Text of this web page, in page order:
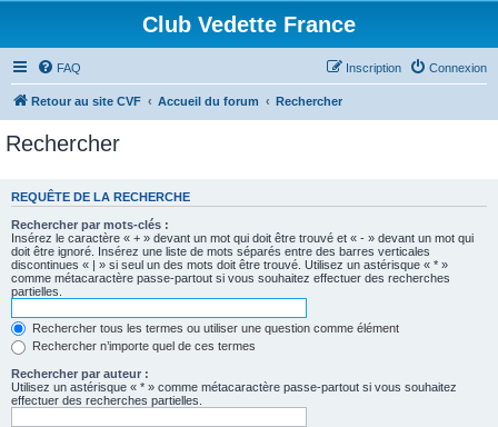
Club Vedette France
FAQ Connexion
Inscription
Retour au site CVF Accueil du forum Rechercher
Rechercher
REQUÊTE DE LA RECHERCHE
Rechercher par mots-clés :
Insérez le caractère « + » devant un mot qui doit être trouvé et « - » devant un mot qui
doit être ignoré. Insérez une liste de mots séparés entre des barres verticales
discontinues « | » si seul un des mots doit être trouvé. Utilisez un astérisque « * »
comme métacaractère passe-partout si vous souhaitez effectuer des recherches
partielles.
Rechercher tous les termes ou utiliser une question comme élément
Rechercher n’importe quel de ces termes
Rechercher par auteur :
Utilisez un astérisque « * » comme métacaractère passe-partout si vous souhaitez
effectuer des recherches partielles.